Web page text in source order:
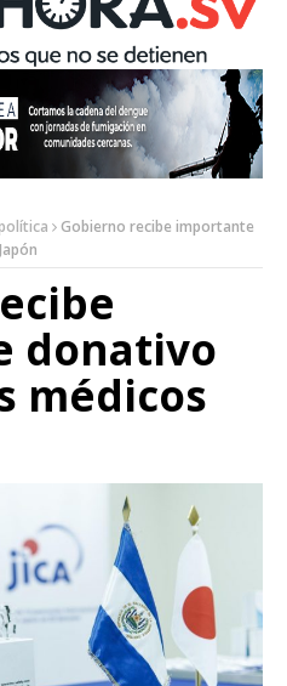
Gobierno recibe importante
donativo
médicos